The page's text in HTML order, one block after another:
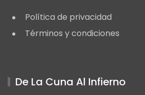
Política de privacidad
Términos y condiciones
De La Cuna Al Infierno